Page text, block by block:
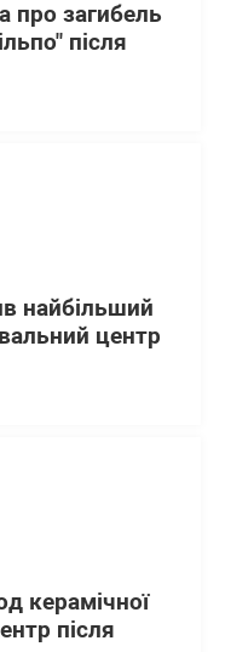
про загибель
після
найбільший
центр
керамічної
після